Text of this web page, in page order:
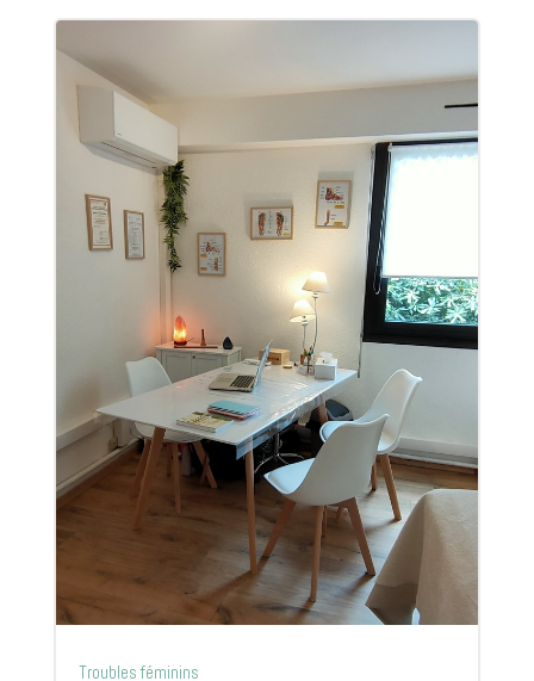
Troubles féminins